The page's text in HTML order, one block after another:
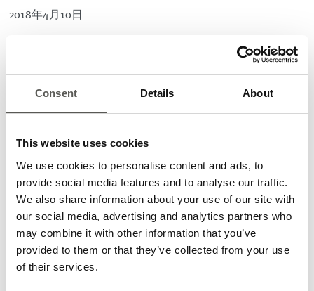
Consent Details About
This website uses cookies
We use cookies to personalise content and ads, to
provide social media features and to analyse our traffic.
We also share information about your use of our site with
our social media, advertising and analytics partners who
may combine it with other information that you’ve
provided to them or that they’ve collected from your use
of their services.
2018年4月10日
电梯和自动扶梯的安全性、为高龄和低龄用户
新加坡举办的2018年度销售会议的三个主题。
聚一堂确定了未来十二个月及以后的工作重心和当务之急。
心。本次会议由CEDES亚太子公司总经理C.H.Keay及他的团
队负责组织协调，他们的付出保证了与会者们在一天的辛苦
工作之后能够享受到新加坡最好的美景、音乐和美食。
一年一度的Bison销售奖由CEDES集团CEO Christian-Erik
Thöny颁发。CEDES北美分公司因其在2016/17年度的销售额
增长量而获颁了CGF Bison奖项。总经理Steven Freedman和
技术销售经理Jim O’Laughlin进行了领奖。CISS奖项颁给了